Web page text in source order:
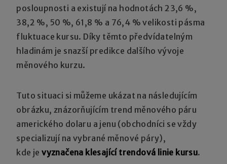
posloupnosti a existují na hodnotách 23,6 %,
38,2 %, 50 %, 61,8 % a 76,4 % velikosti pásma
fluktuace kursu. Díky těmto předvídatelným
hladinám je snazší predikce dalšího vývoje
měnového kurzu.
Tuto situaci si můžeme ukázat na následujícím
obrázku, znázorňujícím trend měnového páru
amerického dolaru a jenu (obchodníci se vždy
specializují na vybrané měnové páry),
kde jevyznačena klesající trendová linie kursu.